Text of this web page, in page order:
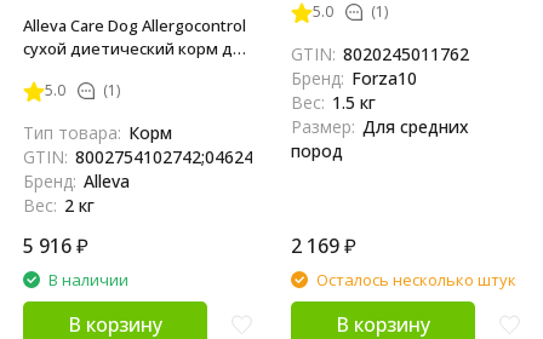
Alleva Care Dog Allergocontrol
сухой диетический корм для
- 2 кг
5.0 (1)
Тип товара: Корм
GTIN: 8002754102742;04624837890199
Бренд: Alleva
Вес: 2 кг
5 916₽
В наличии
В корзину
пород с олениной и
5.0 (1)
GTIN: 8020245011762
Бренд: Forza10
Вес: 1.5 кг
Размер: Для средних
пород
2 169₽
Осталось несколько штук
В корзину